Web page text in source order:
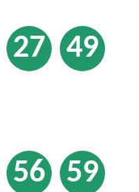
27 49
56 59